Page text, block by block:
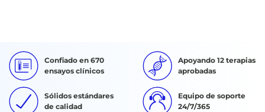
Confiado en 670
ensayos clínicos
Apoyando 12 terapias
aprobadas
Sólidos estándares
de calidad
Equipo de soporte
24/7/365